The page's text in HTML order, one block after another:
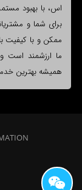
اس، با بهبود
برای شما و
ممکن و با کیفیت
ما ارزشمند است
همیشه بهترین